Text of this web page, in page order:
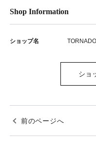
Shop Information
ショップ名
ショ
前のページへ